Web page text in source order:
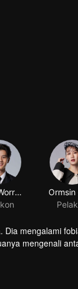
mengalami
mengenali